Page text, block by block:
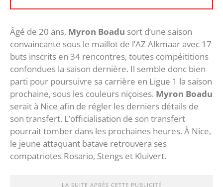
Âgé de 20 ans, Myron Boadu sort d’une saison
convaincante sous le maillot de l’AZ Alkmaar avec 17
buts inscrits en 34 rencontres, toutes compéititions
confondues la saison dernière. Il semble donc bien
parti pour poursuivre sa carrière en Ligue 1 la saison
prochaine, sous les couleurs niçoises. Myron Boadu
serait à Nice afin de régler les derniers détails de
son transfert. L’officialisation de son transfert
pourrait tomber dans les prochaines heures. À Nice,
le jeune attaquant batave retrouvera ses
compatriotes Rosario, Stengs et Kluivert.
LA SUITE APRÈS CETTE PUBLICITÉ